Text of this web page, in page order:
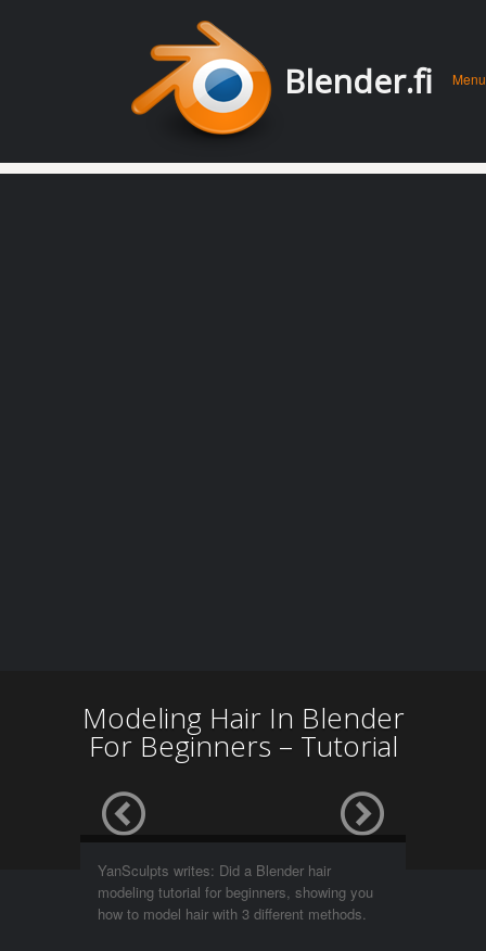
Blender.fi Menu
Modeling Hair In Blender
For Beginners – Tutorial
YanSculpts writes: Did a Blender hair
modeling tutorial for beginners, showing you
how to model hair with 3 different methods.